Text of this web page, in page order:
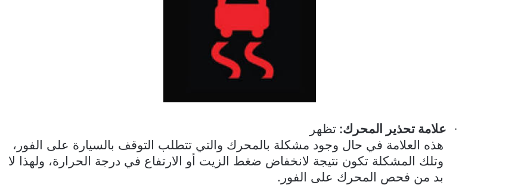
· علامة تحذير المحرك: تظهر
هذه العلامة في حال وجود مشكلة بالمحرك والتي تتطلب التوقف بالسيارة على الفور،
وتلك المشكلة تكون نتيجة لانخفاض ضغط الزيت أو الارتفاع في درجة الحرارة، ولهذا لا
بد من فحص المحرك على الفور.